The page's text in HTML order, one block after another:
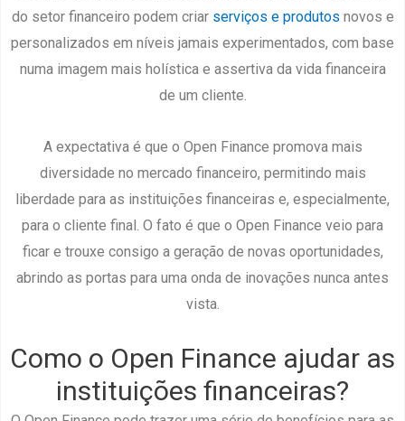
do setor financeiro podem criar serviços e produtos novos e
personalizados em níveis jamais experimentados, com base
numa imagem mais holística e assertiva da vida financeira
de um cliente.
A expectativa é que o Open Finance promova mais
diversidade no mercado financeiro, permitindo mais
liberdade para as instituições financeiras e, especialmente,
para o cliente final. O fato é que o Open Finance veio para
ficar e trouxe consigo a geração de novas oportunidades,
abrindo as portas para uma onda de inovações nunca antes
vista.
Como o Open Finance ajudar as
instituições financeiras?